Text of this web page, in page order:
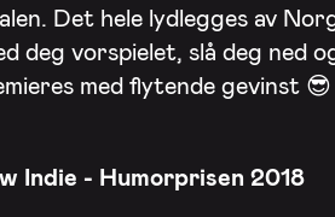
Det hele lydlegges av
deg vorspielet, slå deg ned
med flytende gevinst 😎
Indie - Humorprisen 2018